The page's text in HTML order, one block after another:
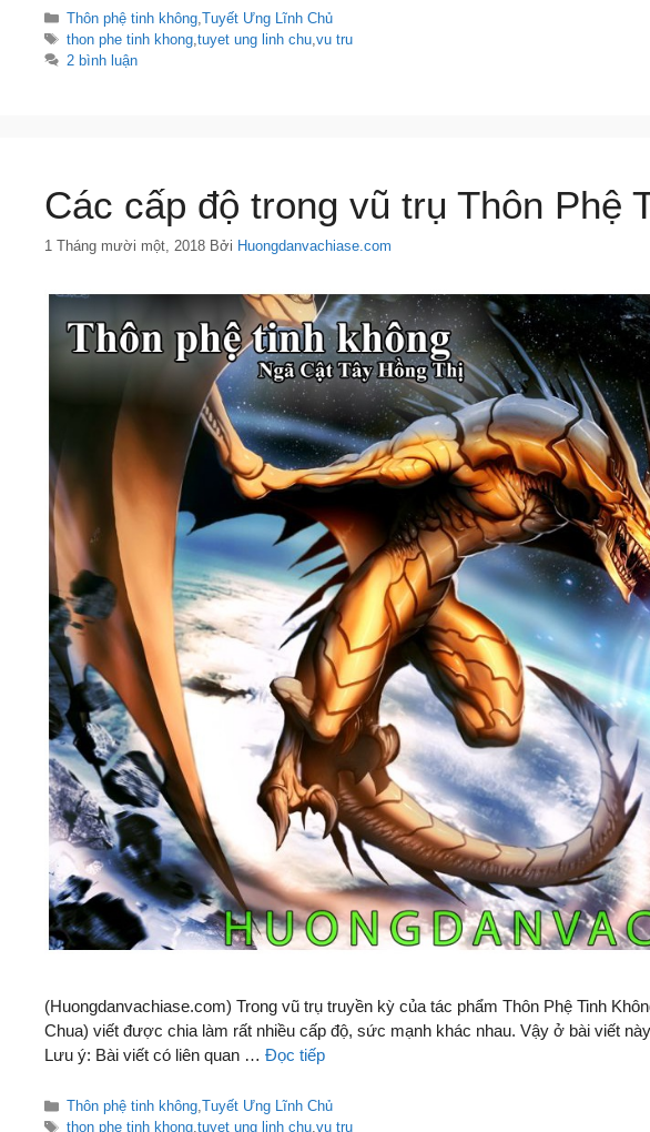
Danh
mục
Thôn phệ tinh không ,Tuyết Ưng Lĩnh Chủ
Thẻ
thon phe tinh khong ,tuyet ung linh chu ,vu tru
2 bình luận
Các cấp độ trong vũ trụ Thôn Phệ
1 Tháng mười một, 2018 Bởi Huongdanvachiase.com
(Huongdanvachiase.com) Trong vũ trụ truyền kỳ của tác phẩm Thôn Phệ Tinh
Chua) viết được chia làm rất nhiều cấp độ, sức mạnh khác nhau. Vậy ở bài viết
Lưu ý: Bài viết có liên quan … Đọc tiếp
Danh
mục
Thôn phệ tinh không,Tuyết Ưng Lĩnh Chủ
Thẻ
thon phe tinh khong,tuyet ung linh chu,vu tru